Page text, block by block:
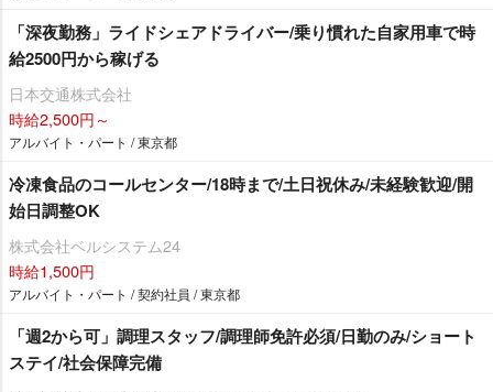
「深夜勤務」ライドシェアドライバー/乗り慣れた自家用車で時
給2500円から稼げる
日本交通株式会社
時給2,500円～
アルバイト・パート / 東京都
冷凍食品のコールセンター/18時まで/土日祝休み/未経験歓迎/開
始日調整OK
株式会社ベルシステム24
時給1,500円
アルバイト・パート / 契約社員 / 東京都
「週2から可」調理スタッフ/調理師免許必須/日勤のみ/ショート
ステイ/社会保障完備